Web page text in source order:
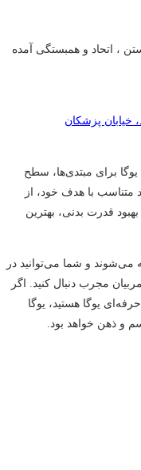
، اتحاد و همبستگی آمده
خیابان پزشکان
یوگا برای مبتدی‌ها، سطح
با هدف خود، از
قدرت بدنی، بهترین
می‌شوند و شما می‌توانید در
مجرب دنبال کنید. اگر
یوگا هستید، یوگا
و ذهن خواهد بود.